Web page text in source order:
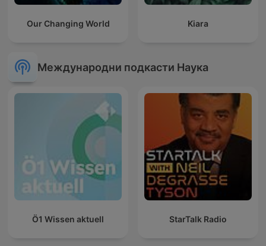
Our Changing World Kiara
Международни подкасти Наука
Ö1 Wissen aktuell StarTalk Radio